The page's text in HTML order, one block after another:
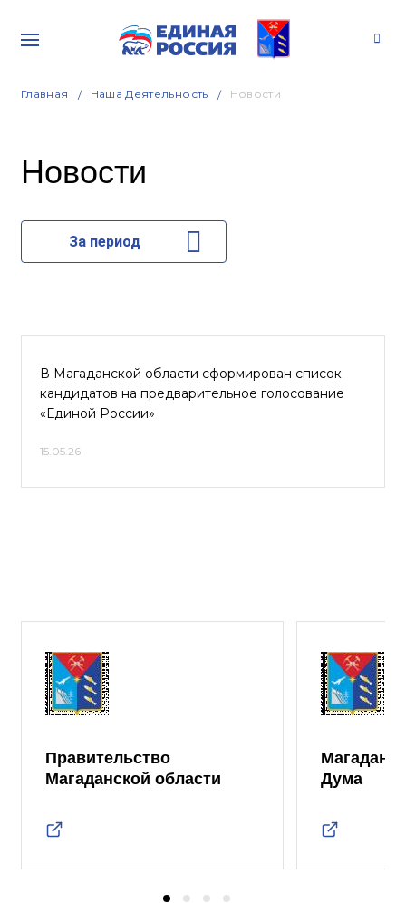
Главная Наша Деятельность Новости
Новости
За период
В Магаданской области сформирован список
кандидатов на предварительное голосование
«Единой России»
15.05.26
Правительство
Магаданской области
Дума